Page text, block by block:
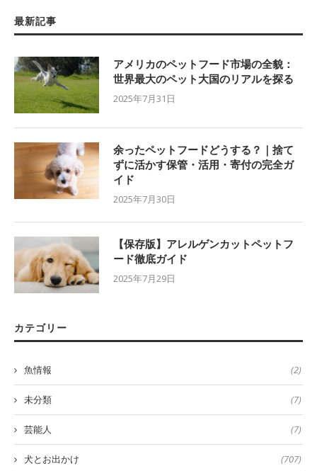
最新記事
アメリカのペットフード市場の全貌：
世界最大のペット大国のリアルを探る
2025年7月31日
余ったペットフードどうする？｜捨て
ずに活かす保管・活用・寄付の完全ガ
イド
2025年7月30日
【保存版】アレルゲンカットペットフ
ード徹底ガイド
2025年7月29日
カテゴリー
魚情報 (2)
未分類 (7)
芸能人 (7)
犬とお出かけ (707)